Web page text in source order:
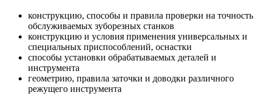
конструкцию, способы и правила проверки на точность
обслуживаемых зуборезных станков
конструкцию и условия применения универсальных и
специальных приспособлений, оснастки
способы установки обрабатываемых деталей и
инструмента
геометрию, правила заточки и доводки различного
режущего инструмента